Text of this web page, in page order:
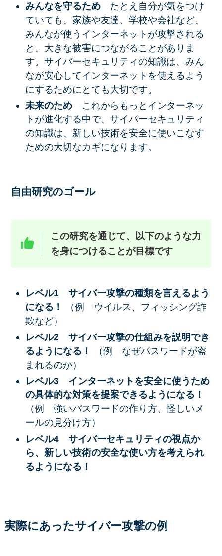
みんなを守るため たとえ自分が気をつけ
ていても、家族や友達、学校や会社など、
みんなが使うインターネットが攻撃される
と、大きな被害につながることがありま
す。サイバーセキュリティの知識は、みん
なが安心してインターネットを使えるよう
にするためにとても大切です。
未来のため
これからもっとインターネッ
トが進化する中で、サイバーセキュリティ
の知識は、新しい技術を安全に使いこなす
ための大切なカギになります。
自由研究のゴール
この研究を通じて、以下のような力
を身につけることが目標です
レベル1 サイバー攻撃の種類を言えるよう
になる！
（例 ウイルス、フィッシング詐
欺など）
レベル2 サイバー攻撃の仕組みを説明でき
るようになる！
（例 なぜパスワードが盗
まれるのか）
レベル3 インターネットを安全に使うため
の具体的な対策を提案できるようになる！
（例 強いパスワードの作り方、怪しいメ
ールの見分け方）
レベル4 サイバーセキュリティの視点か
ら、新しい技術の安全な使い方を考えられ
るようになる！
実際にあったサイバー攻撃の例